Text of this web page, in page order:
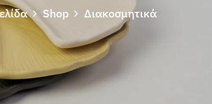
Shop Διακοσμητικά